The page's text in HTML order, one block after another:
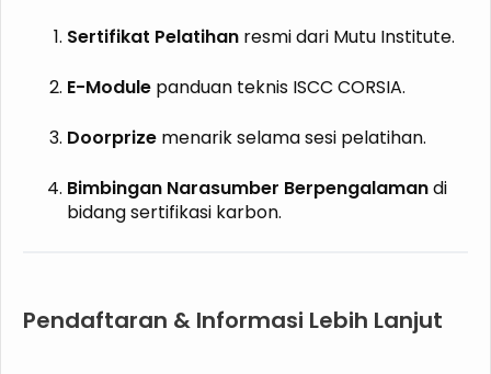
Sertifikat Pelatihan resmi dari Mutu Institute.
E-Module panduan teknis ISCC CORSIA.
Doorprize menarik selama sesi pelatihan.
Bimbingan Narasumber Berpengalamandi
bidang sertifikasi karbon.
Pendaftaran & Informasi Lebih Lanjut